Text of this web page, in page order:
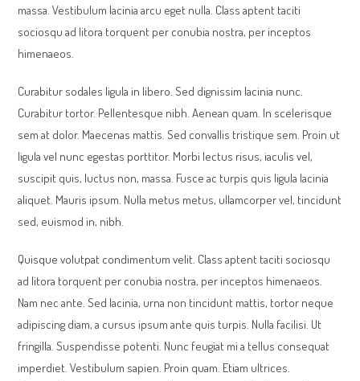
massa. Vestibulum lacinia arcu eget nulla. Class aptent taciti
sociosqu ad litora torquent per conubia nostra, per inceptos
himenaeos.
Curabitur sodales ligula in libero. Sed dignissim lacinia nunc.
Curabitur tortor. Pellentesque nibh. Aenean quam. In scelerisque
sem at dolor. Maecenas mattis. Sed convallis tristique sem. Proin ut
ligula vel nunc egestas porttitor. Morbi lectus risus, iaculis vel,
suscipit quis, luctus non, massa. Fusce ac turpis quis ligula lacinia
aliquet. Mauris ipsum. Nulla metus metus, ullamcorper vel, tincidunt
sed, euismod in, nibh.
Quisque volutpat condimentum velit. Class aptent taciti sociosqu
ad litora torquent per conubia nostra, per inceptos himenaeos.
Nam nec ante. Sed lacinia, urna non tincidunt mattis, tortor neque
adipiscing diam, a cursus ipsum ante quis turpis. Nulla facilisi. Ut
fringilla. Suspendisse potenti. Nunc feugiat mi a tellus consequat
imperdiet. Vestibulum sapien. Proin quam. Etiam ultrices.